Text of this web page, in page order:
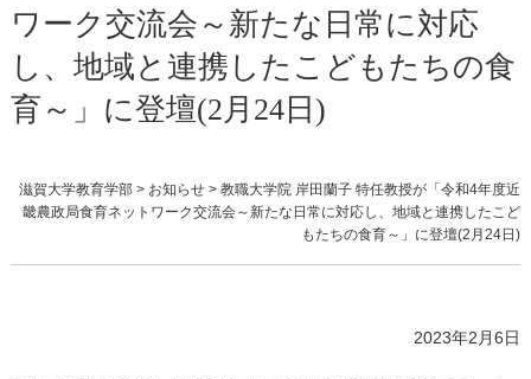
ワーク交流会～新たな日常に対応
し、地域と連携したこどもたちの食
育～」に登壇(2月24日)
滋賀大学教育学部 > お知らせ >教職大学院 岸田蘭子 特任教授が「令和4年度近
畿農政局食育ネットワーク交流会～新たな日常に対応し、地域と連携したこど
もたちの食育～」に登壇(2月24日)
2023年2月6日